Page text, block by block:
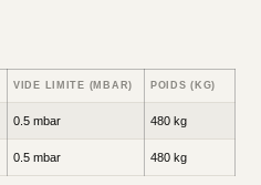
VIDE LIMITE (MBAR) POIDS (KG)
0.5 mbar 480 kg
0.5 mbar 480 kg